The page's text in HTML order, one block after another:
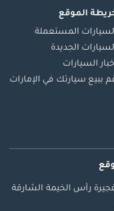
الموقع
المستعملة
الجديدة
السيارات
ببيع سيارتك في الإمارات
رأس الخيمة الشارقة